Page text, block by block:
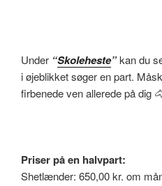
Under “Skoleheste”kan du
i øjeblikket søger en part.
firbenede ven allerede på dig
Priser på en halvpart:
Shetlænder: 650,00 kr. om